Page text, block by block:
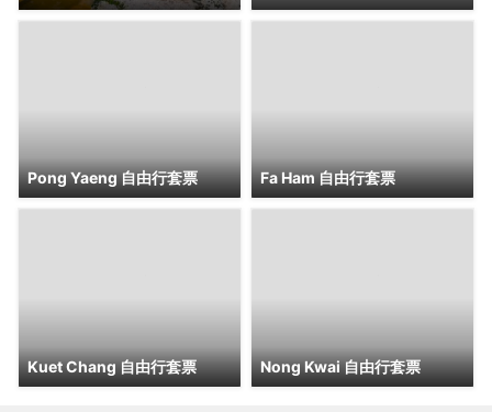
Pong Yaeng 自由行套票 Fa Ham 自由行套票
Kuet Chang 自由行套票 Nong Kwai 自由行套票